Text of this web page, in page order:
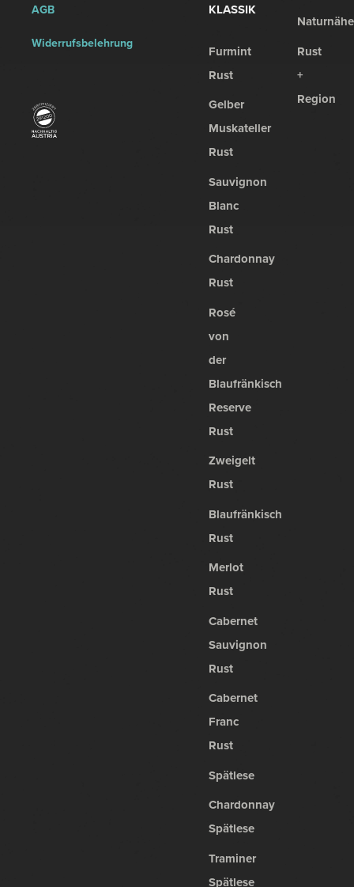
AGB
Widerrufsbelehrung
KLASSIK
Furmint
Rust
Gelber
Muskateller
Rust
Sauvignon
Blanc
Rust
Chardonnay
Rust
Rosé
von
der
Blaufränkisch
Reserve
Rust
Zweigelt
Rust
Blaufränkisch
Rust
Merlot
Rust
Cabernet
Sauvignon
Rust
Cabernet
Franc
Rust
Spätlese
Chardonnay
Spätlese
Traminer
Spätlese
Naturnähe
Rust
+
Region